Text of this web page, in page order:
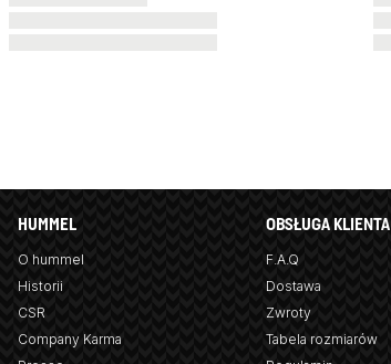
HUMMEL
O hummel
Historii
CSR
Company Karma
OBSŁUGA KLIENTA
F.A.Q
Dostawa
Zwroty
Tabela rozmiarów